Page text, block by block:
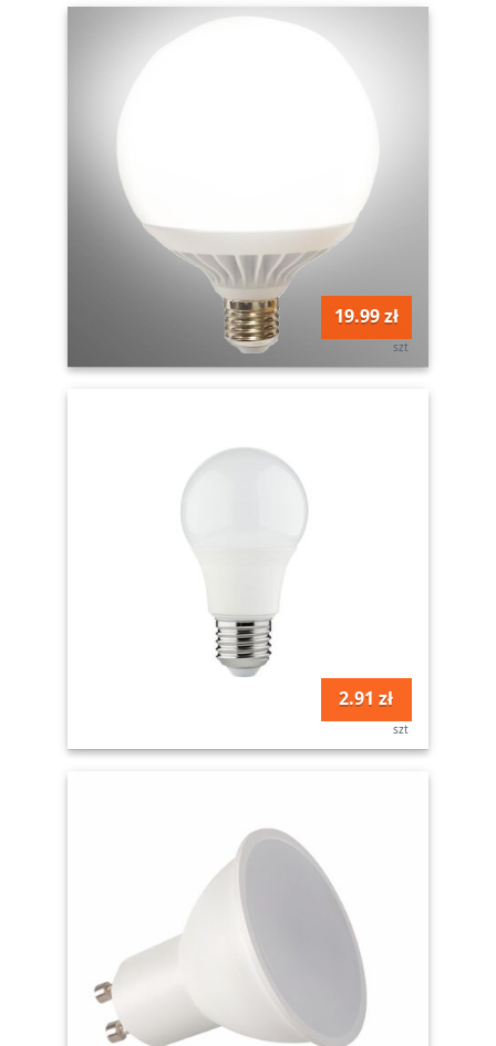
19.99 zł
szt
2.91 zł
szt